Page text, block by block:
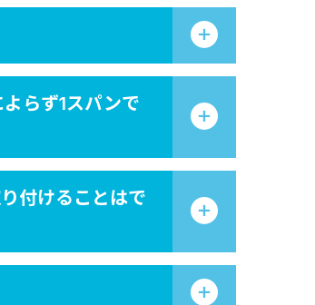
らず1スパンで
付けることはで